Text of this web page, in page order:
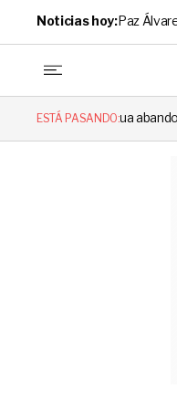
Noticias hoy:Paz
ESTÁ PASANDO:
que salió en